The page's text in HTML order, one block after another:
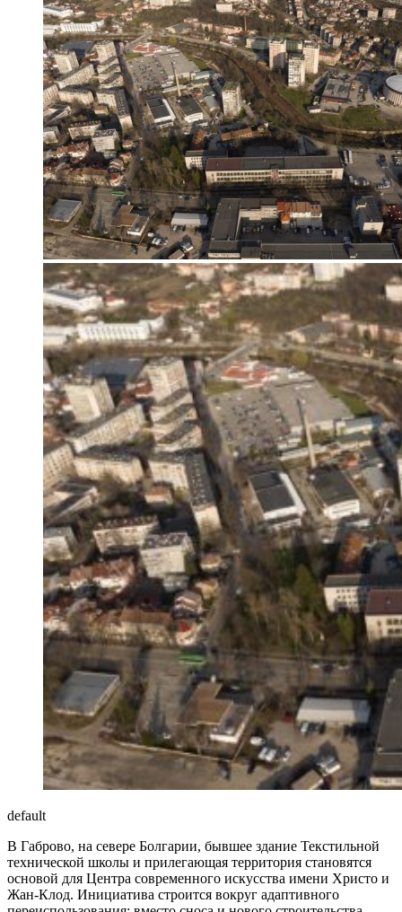
default
В Габрово, на севере Болгарии, бывшее здание Текстильной
технической школы и прилегающая территория становятся
основой для Центра современного искусства имени Христо и
Жан-Клод. Инициатива строится вокруг адаптивного